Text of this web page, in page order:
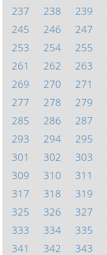
237
238 239
245
246 247
253
254 255
261
262 263
269
270 271
277
278 279
285
286 287
293
294 295
301
302 303
309
310 311
317
318 319
325
326 327
333
334 335
341
342 343